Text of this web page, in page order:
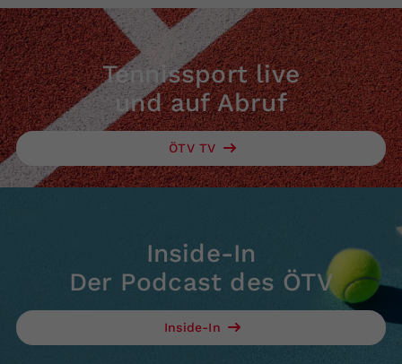
Tennissport live
und auf Abruf
ÖTV TV
Inside-In
Der Podcast des ÖTV
Inside-In